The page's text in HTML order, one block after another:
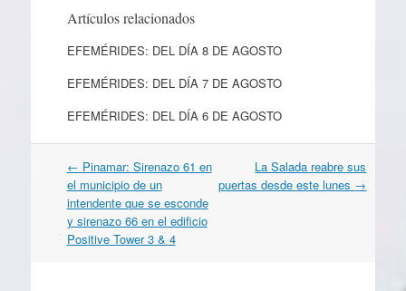
Artículos relacionados
EFEMÉRIDES: DEL DÍA 8 DE AGOSTO
EFEMÉRIDES: DEL DÍA 7 DE AGOSTO
EFEMÉRIDES: DEL DÍA 6 DE AGOSTO
Navegación
por
artículos
← Pinamar: Sirenazo 61 en
el municipio de un
intendente que se esconde
y sirenazo 66 en el edificio
Positive Tower 3 & 4
La Salada reabre sus
puertas desde este lunes →